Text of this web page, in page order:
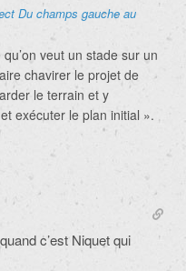
Du champs gauche au
veut un stade sur un
chavirer le projet de
le terrain et y
exécuter le plan initial ».
c’est Niquet qui